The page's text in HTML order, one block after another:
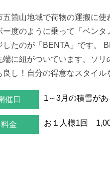
五箇山地域で荷物の運搬に
ー度のように乗って「ベン
したのが「BENTA」です。
端に紐がついています。ソ
良し！自分の得意なスタイル
催日 1～3月の積雪が
料金 お１人様1回